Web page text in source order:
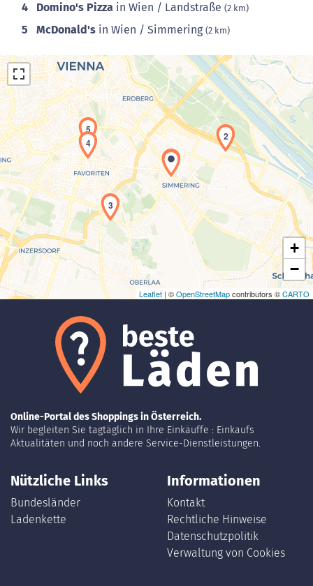
4 Domino's Pizza in Wien / Landstraße (2 km)
5 McDonald's in Wien / Simmering (2 km)
Laden der Karte...
1
2
3
4
5
+
−
Leaflet | ©OpenStreetMapcontributors ©CARTO
Online-Portal des Shoppings in Österreich.
Wir begleiten Sie tagtäglich in Ihre Einkäuffe : Einkaufs
Aktualitäten und noch andere Service-Dienstleistungen.
Nützliche Links
Bundesländer
Ladenkette
Informationen
Kontakt
Rechtliche Hinweise
Datenschutzpolitik
Verwaltung von Cookies